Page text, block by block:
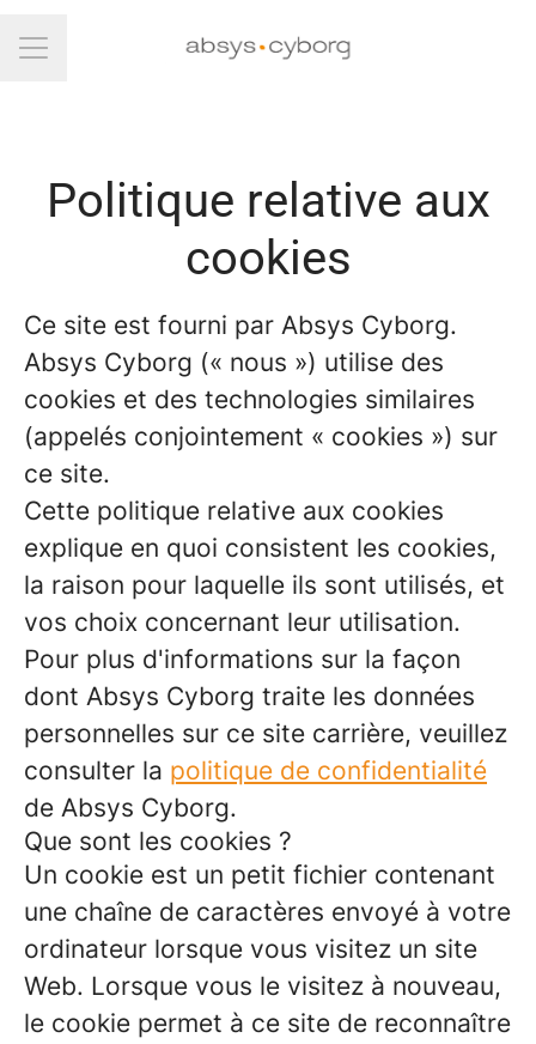
Menu carrière
Politique relative aux
cookies
Ce site est fourni par Absys Cyborg.
Absys Cyborg (« nous ») utilise des
cookies et des technologies similaires
(appelés conjointement « cookies ») sur
ce site.
Cette politique relative aux cookies
explique en quoi consistent les cookies,
la raison pour laquelle ils sont utilisés, et
vos choix concernant leur utilisation.
Pour plus d'informations sur la façon
dont Absys Cyborg traite les données
personnelles sur ce site carrière, veuillez
consulter la politique de confidentialité
de Absys Cyborg.
Que sont les cookies ?
Un cookie est un petit fichier contenant
une chaîne de caractères envoyé à votre
ordinateur lorsque vous visitez un site
Web. Lorsque vous le visitez à nouveau,
le cookie permet à ce site de reconnaître